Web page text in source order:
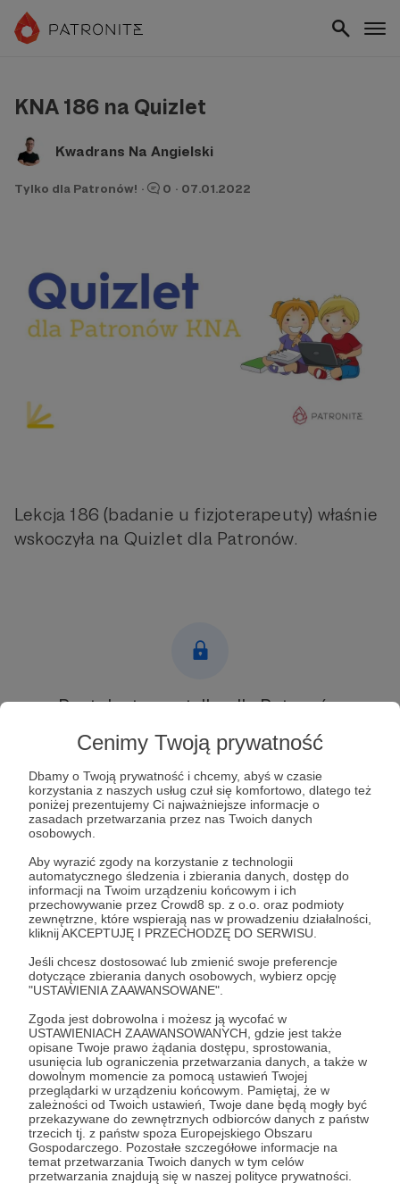
Cenimy Twoją prywatność
Dbamy o Twoją prywatność i chcemy, abyś w czasie
korzystania z naszych usług czuł się komfortowo, dlatego też
poniżej prezentujemy Ci najważniejsze informacje o
zasadach przetwarzania przez nas Twoich danych
osobowych.
Aby wyrazić zgody na korzystanie z technologii
automatycznego śledzenia i zbierania danych, dostęp do
informacji na Twoim urządzeniu końcowym i ich
przechowywanie przez Crowd8 sp. z o.o. oraz podmioty
zewnętrzne, które wspierają nas w prowadzeniu działalności,
kliknij AKCEPTUJĘ I PRZECHODZĘ DO SERWISU.
Jeśli chcesz dostosować lub zmienić swoje preferencje
dotyczące zbierania danych osobowych, wybierz opcję
"USTAWIENIA ZAAWANSOWANE".
Zgoda jest dobrowolna i możesz ją wycofać w
USTAWIENIACH ZAAWANSOWANYCH, gdzie jest także
opisane Twoje prawo żądania dostępu, sprostowania,
usunięcia lub ograniczenia przetwarzania danych, a także w
dowolnym momencie za pomocą ustawień Twojej
przeglądarki w urządzeniu końcowym. Pamiętaj, że w
zależności od Twoich ustawień, Twoje dane będą mogły być
przekazywane do zewnętrznych odbiorców danych z państw
trzecich tj. z państw spoza Europejskiego Obszaru
Gospodarczego. Pozostałe szczegółowe informacje na
temat przetwarzania Twoich danych w tym celów
przetwarzania znajdują się w naszej polityce prywatności.
KNA 186 na Quizlet
Kwadrans Na Angielski
Tylko dla Patronów! · 0 · 07.01.2022
Lekcja 186 (badanie u fizjoterapeuty) właśnie
wskoczyła na Quizlet dla Patronów.
Post dostępny tylko dla Patronów
Aby zobaczyć ten materiał musisz być zalogowany
Zostań Patronem
Zaloguj się
quizlet
Udostępnij
Kwadrans Na Angielski
Zobacz profil autora